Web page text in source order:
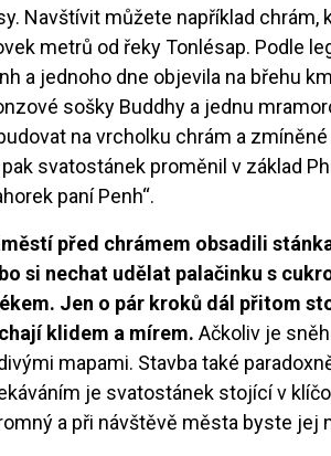
Navštívit můžete například
metrů od řeky Tonlésap. Podle
a jednoho dne objevila na břehu
sošky Buddhy a jednu
na vrcholku chrám a
svatostánek proměnil v základ
paní Penh“.
před chrámem obsadili
si nechat udělat palačinku s
Jen o pár kroků dál přitom
klidem a mírem. Ačkoliv je
mapami. Stavba také
je svatostánek stojící v
a při návštěvě města byste jej